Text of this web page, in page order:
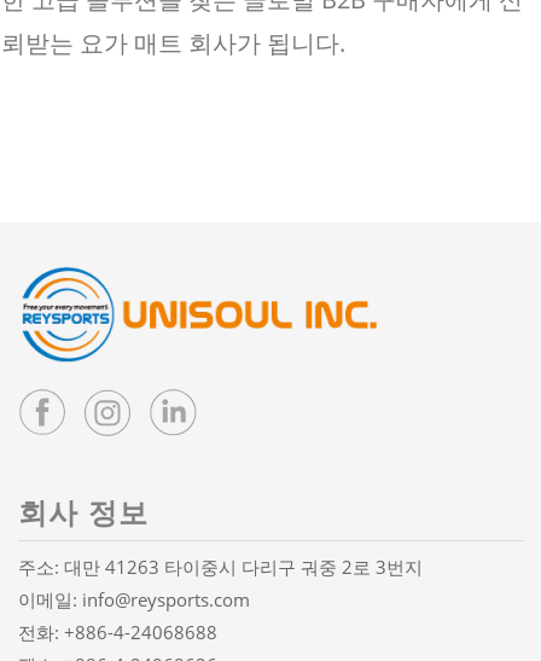
뢰받는 요가 매트 회사가 됩니다.
회사 정보
주소: 대만 41263 타이중시 다리구 궈중 2로 3번지
이메일: info@reysports.com
전화: +886-4-24068688